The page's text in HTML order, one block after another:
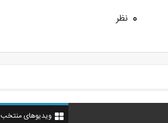
0 نظر
ویدیوهای منتخب